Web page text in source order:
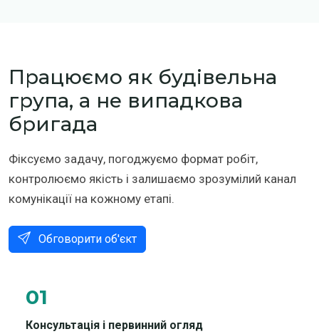
Працюємо як будівельна
група, а не випадкова
бригада
Фіксуємо задачу, погоджуємо формат робіт,
контролюємо якість і залишаємо зрозумілий канал
комунікації на кожному етапі.
Обговорити об'єкт
01
Консультація і первинний огляд